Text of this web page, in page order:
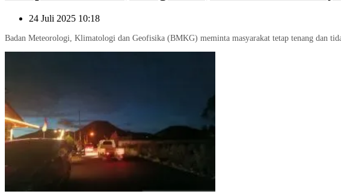
24 Juli 2025 10:18
Badan Meteorologi, Klimatologi dan Geofisika (BMKG) meminta masyarakat tetap tenang dan